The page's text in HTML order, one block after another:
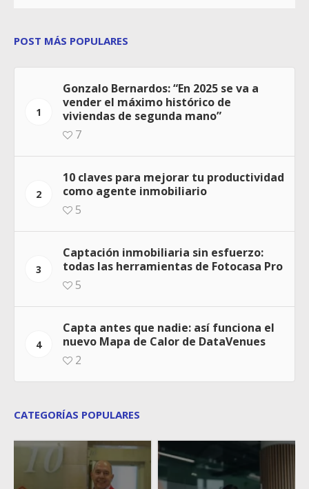
POST MÁS POPULARES
1
Gonzalo Bernardos: “En 2025 se va a
vender el máximo histórico de
viviendas de segunda mano”
7
2
10 claves para mejorar tu productividad
como agente inmobiliario
5
3
Captación inmobiliaria sin esfuerzo:
todas las herramientas de Fotocasa Pro
5
4
Capta antes que nadie: así funciona el
nuevo Mapa de Calor de DataVenues
2
CATEGORÍAS POPULARES